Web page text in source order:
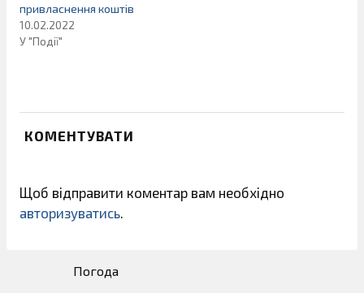
привласнення коштів
10.02.2022
У "Події"
КОМЕНТУВАТИ
Щоб відправити коментар вам необхідно
авторизуватись.
Погода